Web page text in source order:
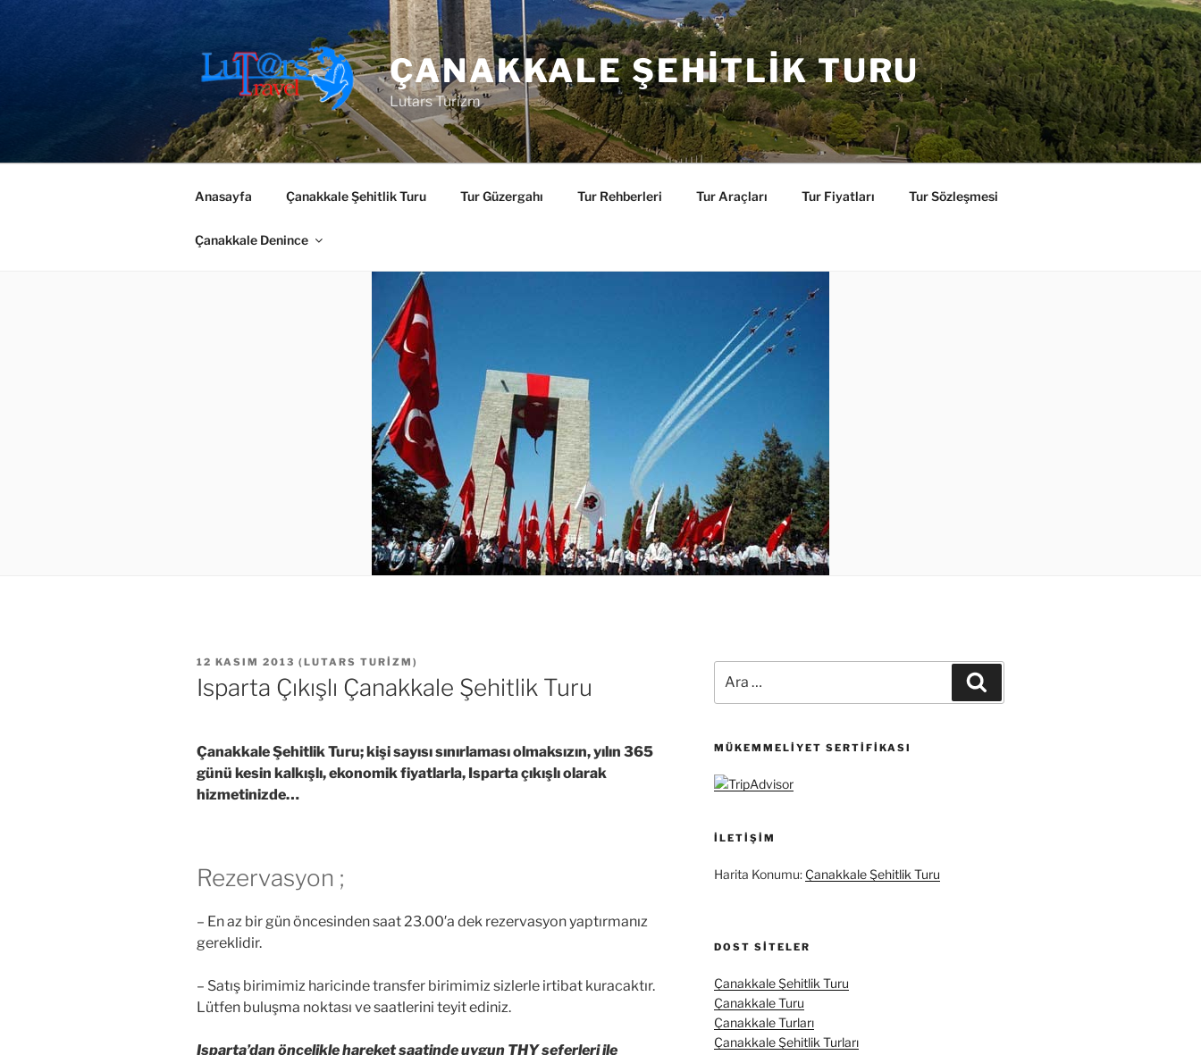
ÇANAKKALE ŞEHITLIK TURU
Lutars Turizm
Anasayfa Çanakkale Şehitlik Turu Tur Güzergahı Tur Rehberleri Tur Araçları Tur Fiyatları Tur Sözleşmesi
Çanakkale Denince
YAYIM
TARIHI
12 KASIM 2013 ( LUTARS TURIZM )
Isparta Çıkışlı Çanakkale Şehitlik Turu
Çanakkale Şehitlik Turu; kişi sayısı sınırlaması olmaksızın, yılın 365
günü kesin kalkışlı, ekonomik fiyatlarla, Isparta çıkışlı olarak
hizmetinizde…
Rezervasyon ;
– En az bir gün öncesinden saat 23.00′a dek rezervasyon yaptırmanız
gereklidir.
– Satış birimimiz haricinde transfer birimimiz sizlerle irtibat kuracaktır.
Lütfen buluşma noktası ve saatlerini teyit ediniz.
Isparta’dan öncelikle hareket saatinde uygun THY seferleri ile
MÜKEMMELIYET SERTIFIKASI
İLETIŞIM
Harita Konumu: Çanakkale Şehitlik Turu
DOST SITELER
Çanakkale Şehitlik Turu
Çanakkale Turu
Çanakkale Turları
Çanakkale Şehitlik Turları